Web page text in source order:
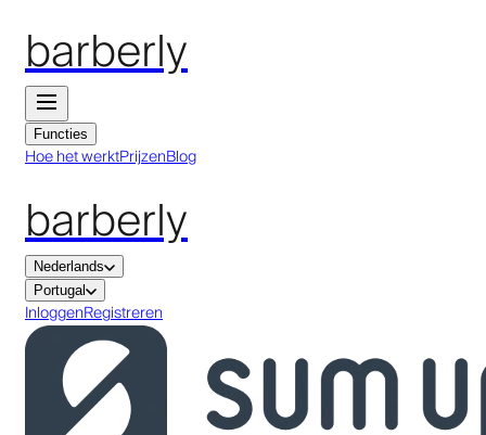
barberly
Functies
Hoe het werktPrijzenBlog
barberly
Nederlands
Portugal
InloggenRegistreren